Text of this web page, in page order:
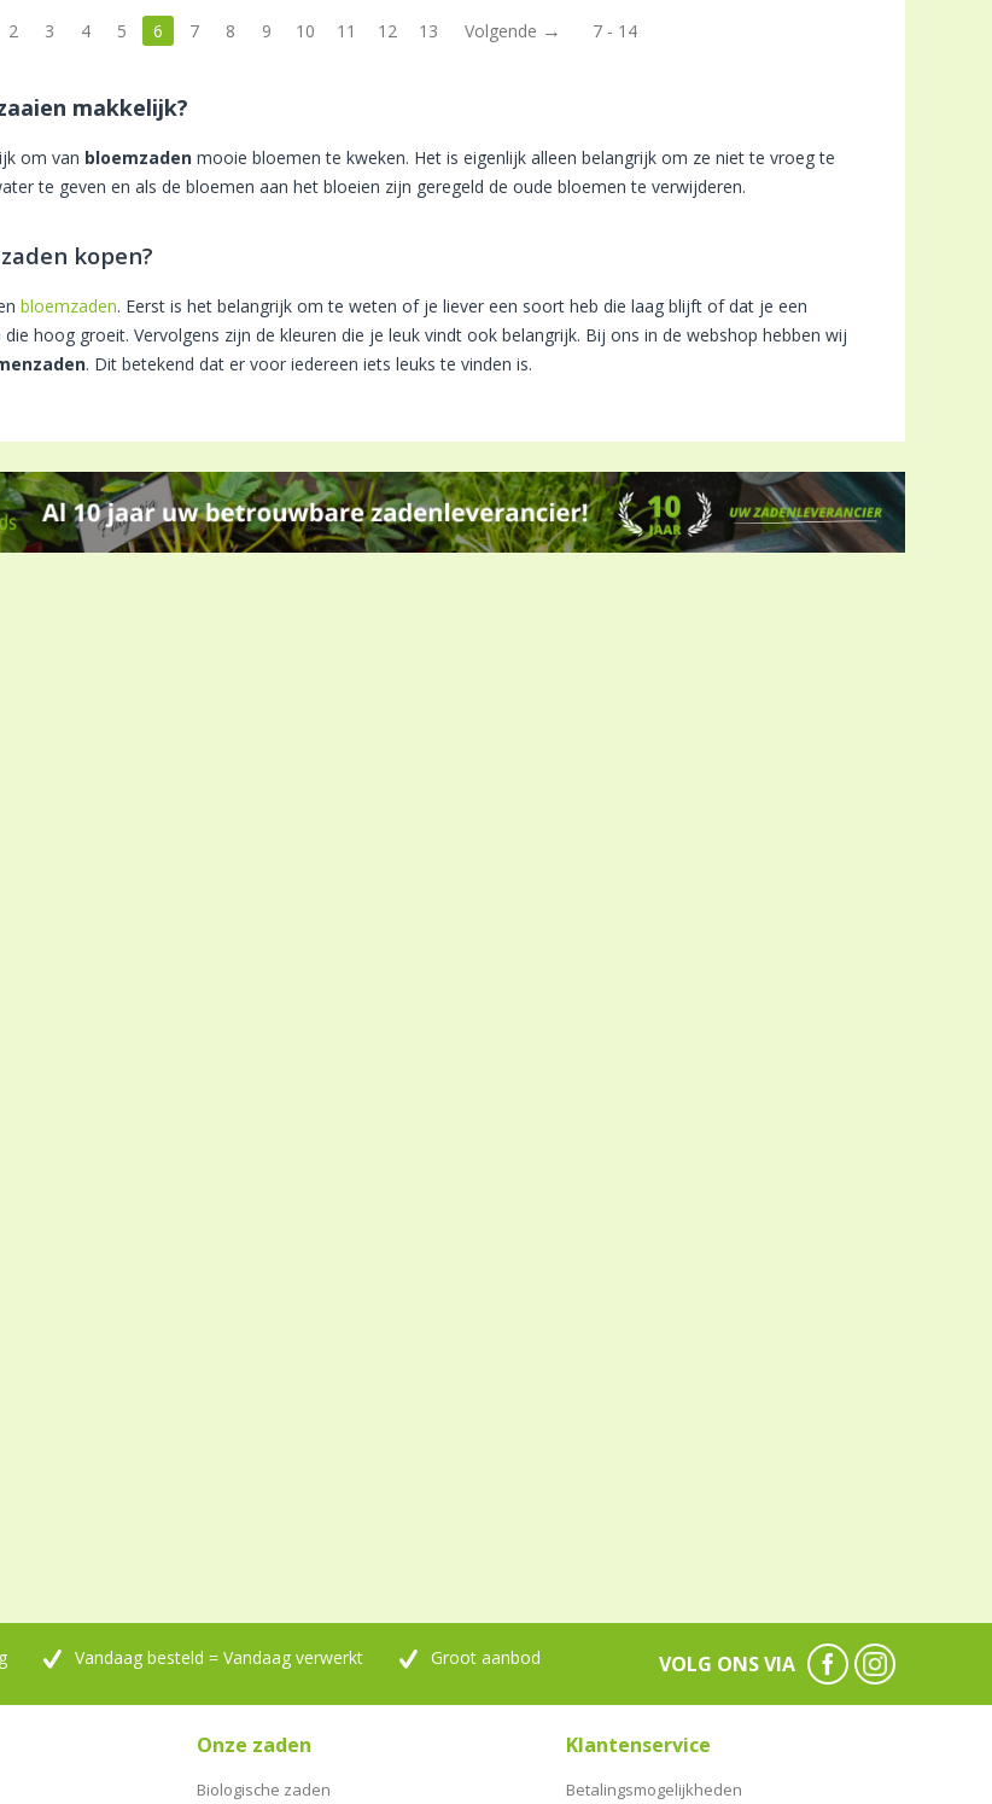
2 3 4 5 6 7 8 9 10 11 12 13 Volgende 7 - 14
makkelijk?
om van bloemzaden mooie bloemen te kweken. Het is eigenlijk alleen belangrijk om ze niet te vroeg te
te geven en als de bloemen aan het bloeien zijn geregeld de oude bloemen te verwijderen.
kopen?
bloemzaden. Eerst is het belangrijk om te weten of je liever een soort heb die laag blijft of dat je een
hoog groeit. Vervolgens zijn de kleuren die je leuk vindt ook belangrijk. Bij ons in de webshop hebben wij
. Dit betekend dat er voor iedereen iets leuks te vinden is.
Vandaag besteld = Vandaag verwerkt Groot aanbod VOLG ONS VIA
Onze zaden
Biologische zaden
Klantenservice
Betalingsmogelijkheden